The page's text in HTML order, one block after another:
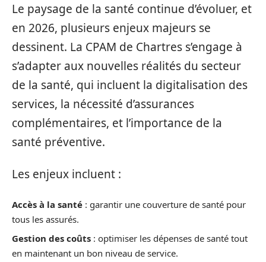
Le paysage de la santé continue d’évoluer, et
en 2026, plusieurs enjeux majeurs se
dessinent. La CPAM de Chartres s’engage à
s’adapter aux nouvelles réalités du secteur
de la santé, qui incluent la digitalisation des
services, la nécessité d’assurances
complémentaires, et l’importance de la
santé préventive.
Les enjeux incluent :
Accès à la santé : garantir une couverture de santé pour
tous les assurés.
Gestion des coûts : optimiser les dépenses de santé tout
en maintenant un bon niveau de service.